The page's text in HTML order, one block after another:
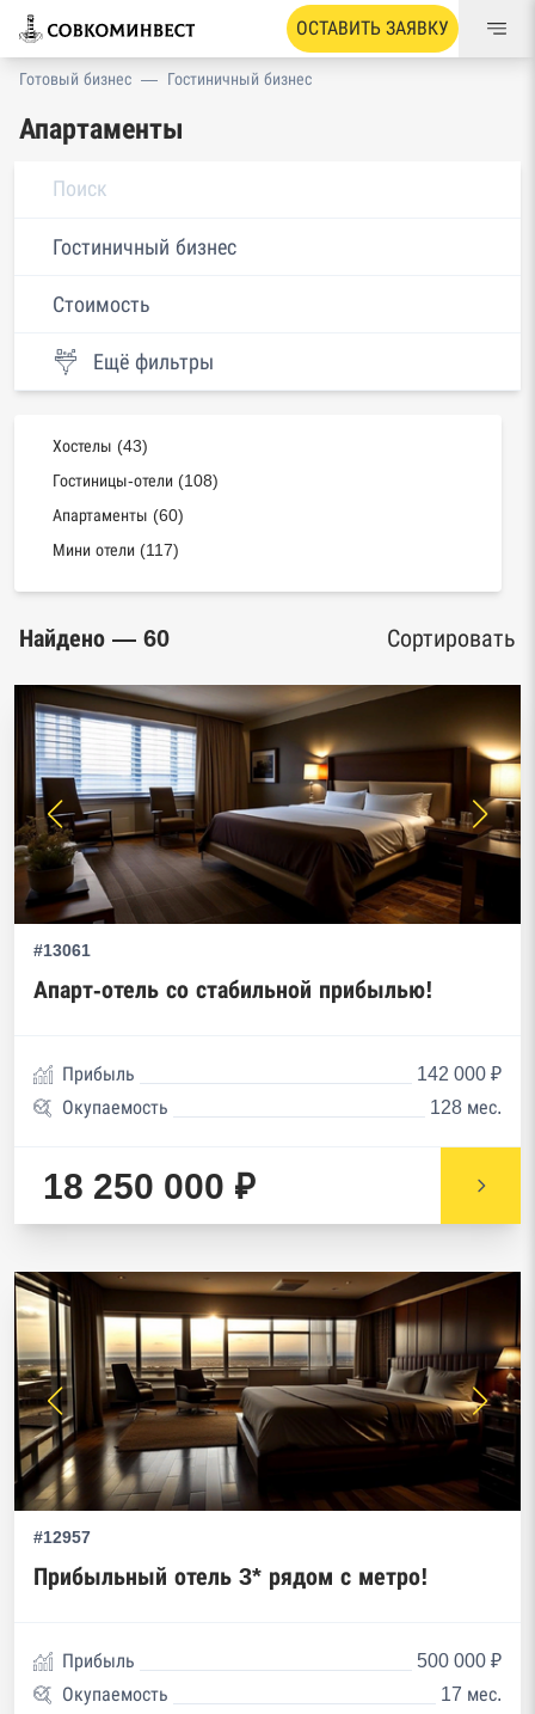
ОСТАВИТЬ ЗАЯВКУ
Готовый бизнес — Гостиничный бизнес
Апартаменты
Гостиничный бизнес
Стоимость
Ещё фильтры
Хостелы (43)
Гостиницы-отели (108)
Апартаменты (60)
Мини отели (117)
Найдено — 60 Сортировать
#13061
Апарт-отель со стабильной прибылью!
Прибыль
142 000 ₽
Окупаемость
128 мес.
18 250 000 ₽
#12957
Прибыльный отель 3* рядом с метро!
Прибыль
500 000 ₽
Окупаемость
17 мес.